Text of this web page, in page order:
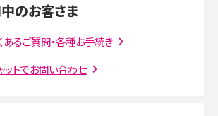
との違いやメリット・デメリットを解説
必要性、メリット・デメリット、接続方法を解説
のお客さま
あるご質問・各種お手続き
ットでお問い合わせ